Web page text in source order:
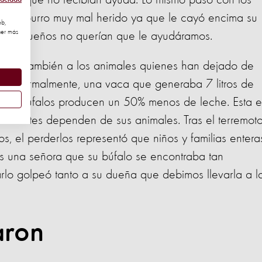
un burro muy mal herido ya que le cayó encima su
dueños no querían que le ayudáramos.
también a los animales quienes han dejado de
normalmente, una vaca que generaba 7 litros de
búfalos producen un 50% menos de leche. Esta
dependen de sus animales. Tras el
el perderlos representó que niños y familias
una señora que su búfalo se encontraba tan
golpeó tanto a su dueña que debimos llevarla a
más